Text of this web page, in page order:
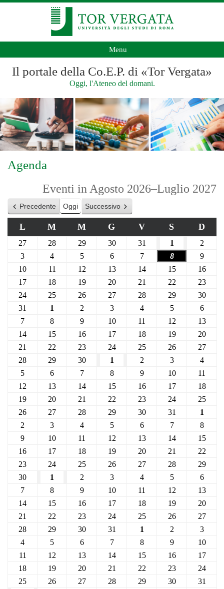
Menu
Il portale della Co.E.P. di «Tor Vergata»
Oggi, l'Ateneo del domani.
Agenda
Eventi in Agosto 2026–Luglio 2027
Precedente Oggi Successivo
L M M G V S D
27 28 29 30 31 1
2
3
4 5 6 7 8
9
10
11 12 13 14 15
16
17
18 19 20 21 22
23
24
25 26 27 28 29
30
31
1 2 3 4 5
6
7
8 9 10 11 12
13
14
15 16 17 18 19
20
21
22 23 24 25 26
27
28
29 30 1 2 3
4
5
6 7 8 9 10
11
12
13 14 15 16 17
18
19
20 21 22 23 24
25
26
27 28 29 30 31
1
2
3 4 5 6 7
8
9
10 11 12 13 14
15
16
17 18 19 20 21
22
23
24 25 26 27 28
29
30
1 2 3 4 5
6
7
8 9 10 11 12
13
14
15 16 17 18 19
20
21
22 23 24 25 26
27
28
29 30 31 1 2
3
4
5 6 7 8 9
10
11
12 13 14 15 16
17
18
19 20 21 22 23
24
25
26 27 28 29 30
31